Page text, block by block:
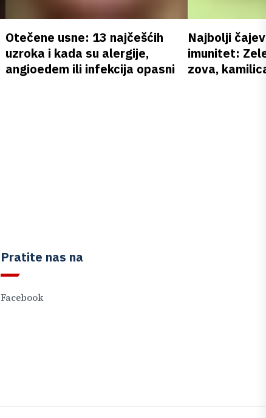
Otečene usne: 13 najčešćih
uzroka i kada su alergije,
angioedem ili infekcija opasni
Najbolji
imunitet:
zova,
Pratite nas na
Facebook